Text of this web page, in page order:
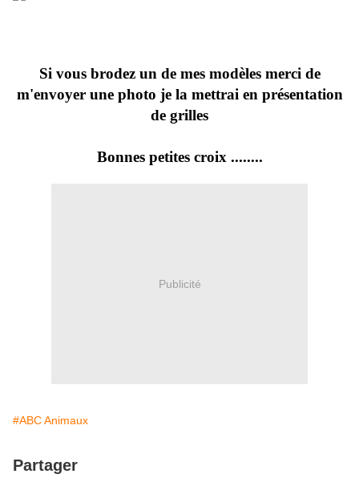
Si vous brodez un de mes modèles merci de
m'envoyer une photo je la mettrai en présentation
de grilles
Bonnes petites croix ........
Publicité
#ABC Animaux
Partager